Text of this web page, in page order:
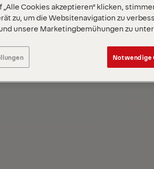
„Alle Cookies akzeptieren“ klicken,
zu, um die Websitenavigation zu
unsere Marketingbemühungen zu
Notwendige